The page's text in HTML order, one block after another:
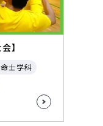
】
士学科